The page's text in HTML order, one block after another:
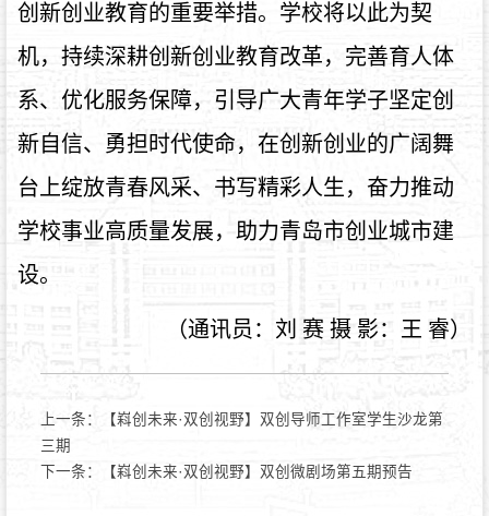
创新创业教育的重要举措。学校将以此为契
机，持续深耕创新创业教育改革，完善育人体
系、优化服务保障，引导广大青年学子坚定创
新自信、勇担时代使命，在创新创业的广阔舞
台上绽放青春风采、书写精彩人生，奋力推动
学校事业高质量发展，助力青岛市创业城市建
设。
（通讯员：刘 赛 摄 影：王 睿）
上一条：
【嵙创未来·双创视野】双创导师工作室学生沙龙第
三期
下一条：
【嵙创未来·双创视野】双创微剧场第五期预告